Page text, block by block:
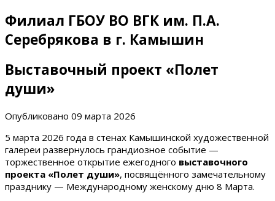
Филиал ГБОУ ВО ВГК им. П.А.
Серебрякова в г. Камышин
Выставочный проект «Полет
души»
Опубликовано 09 марта 2026
5 марта 2026 года в стенах Камышинской художественной
галереи развернулось грандиозное событие —
торжественное открытие ежегодного выставочного
проекта «Полет души», посвящённого замечательному
празднику — Международному женскому дню 8 Марта.